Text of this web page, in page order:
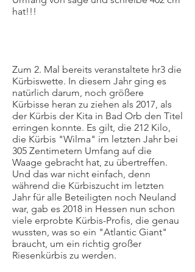
hat!!!
Zum 2. Mal bereits veranstaltete hr3 die
Kürbiswette. In diesem Jahr ging es
natürlich darum, noch größere
Kürbisse heran zu ziehen als 2017, als
der Kürbis der Kita in Bad Orb den Titel
erringen konnte. Es gilt, die 212 Kilo,
die Kürbis "Wilma" im letzten Jahr bei
305 Zentimetern Umfang auf die
Waage gebracht hat, zu übertreffen.
Und das war nicht einfach, denn
während die Kürbiszucht im letzten
Jahr für alle Beteiligten noch Neuland
war, gab es 2018 in Hessen nun schon
viele erprobte Kürbis-Profis, die genau
wussten, was so ein "Atlantic Giant"
braucht, um ein richtig großer
Riesenkürbis zu werden.